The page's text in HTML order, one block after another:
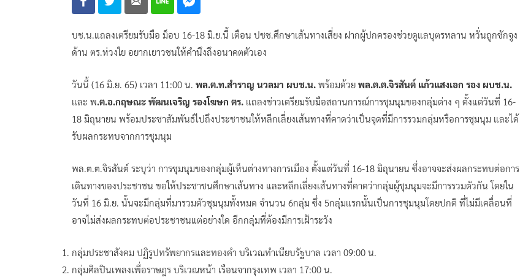
บช.น.แถลงเตรียมรับมือ ม็อบ 16-18 มิ.ย.นี้ เตือน ปชช.ศึกษาเส้นทางเสี่ยง ฝากผู้ปกครองช่วยดูแลบุตรหลาน หวั่นถูกชักจูง
ด้าน ตร.ห่วงใย อยากเยาวชนให้คำนึงถึงอนาคตตัวเอง
วันนี้ (16 มิ.ย. 65) เวลา 11:00 น. พล.ต.ท.สำราญ นวลมา ผบช.น. พร้อมด้วย พล.ต.ต.จิรสันต์ แก้วแสงเอก รอง ผบช.น.
และ พ.ต.อ.กฤษณะ พัฒนเจริญ รองโฆษก ตร. แถลงข่าวเตรียมรับมือสถานการณ์การชุมนุมของกลุ่มต่าง ๆ ตั้งแต่วันที่ 16-
18 มิถุนายน พร้อมประชาสัมพันธ์ไปถึงประชาชนให้หลีกเลี่ยงเส้นทางที่คาดว่าเป็นจุดที่มีการรวมกลุ่มหรือการชุมนุม และได้
รับผลกระทบจากการชุมนุม
พล.ต.ต.จิรสันต์ ระบุว่า การชุมนุมของกลุ่มผู้เห็นต่างทางการเมือง ตั้งแต่วันที่ 16-18 มิถุนายน ซึ่งอาจจะส่งผลกระทบต่อการ
เดินทางของประชาชน ขอให้ประชาชนศึกษาเส้นทาง และหลีกเลี่ยงเส้นทางที่คาดว่ากลุ่มผู้ชุมนุมจะมีการรวมตัวกัน โดยใน
วันที่ 16 มิ.ย. นั้นจะมีกลุ่มที่มารวมตัวชุมนุมทั้งหมด จำนวน 6กลุ่ม ซึ่ง 5กลุ่มแรกนั้นเป็นการชุมนุมโดยปกติ ที่ไม่มีเคลื่อนที่
อาจไม่ส่งผลกระทบต่อประชาชนแต่อย่างใด อีกกลุ่มที่ต้องมีการเฝ้าระวัง
กลุ่มประชาสังคม ปฏิรูปทรัพยากรและทองคำ บริเวณทำเนียบรัฐบาล เวลา 09:00 น.
กลุ่มศิลปินเพลงเพื่อราษฎร บริเวณหน้า เรือนจากรุงเทพ เวลา 17:00 น.